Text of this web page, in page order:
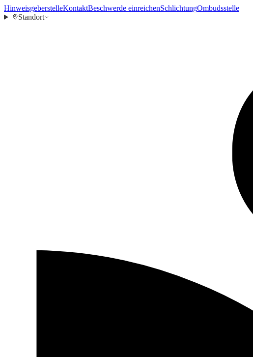
HinweisgeberstelleKontaktBeschwerde einreichenSchlichtungOmbudsstelle
Standort